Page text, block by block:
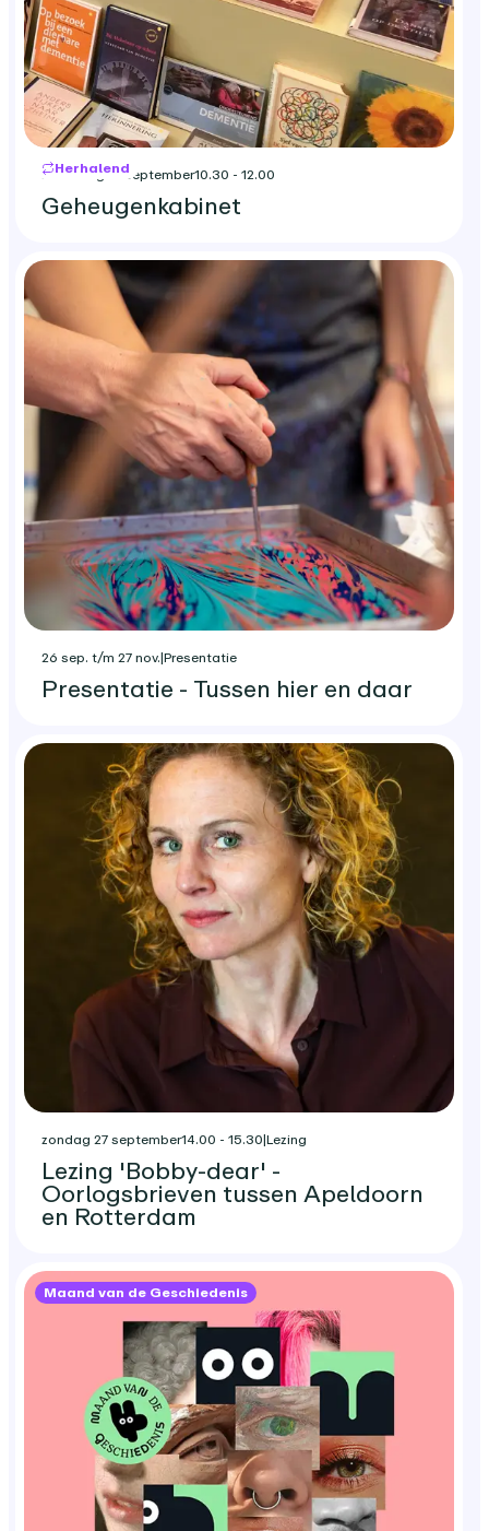
Herhalend
maandag 21 september10.30 - 12.00
Geheugenkabinet
26 sep. t/m 27 nov.|Presentatie
Presentatie - Tussen hier en daar
zondag 27 september14.00 - 15.30|Lezing
Lezing 'Bobby-dear' -
Oorlogsbrieven tussen Apeldoorn
en Rotterdam
Maand van de Geschiedenis